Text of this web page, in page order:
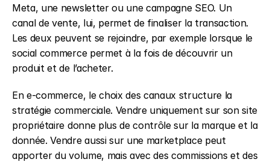
Meta, une newsletter ou une campagne SEO. Un
canal de vente, lui, permet de finaliser la transaction.
Les deux peuvent se rejoindre, par exemple lorsque le
social commerce permet à la fois de découvrir un
produit et de l’acheter.
En e-commerce, le choix des canaux structure la
stratégie commerciale. Vendre uniquement sur son site
propriétaire donne plus de contrôle sur la marque et la
donnée. Vendre aussi sur une marketplace peut
apporter du volume, mais avec des commissions et des